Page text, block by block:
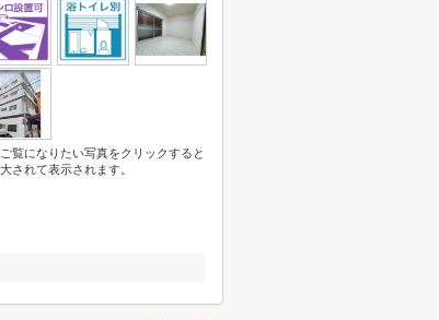
覧になりたい写真をクリックすると
されて表示されます。